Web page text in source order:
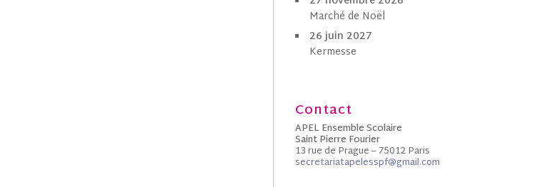
Marché de Noël
26 juin 2027
Kermesse
Contact
APEL Ensemble Scolaire
Saint Pierre Fourier
13 rue de Prague – 75012 Paris
secretariatapelesspf@gmail.com